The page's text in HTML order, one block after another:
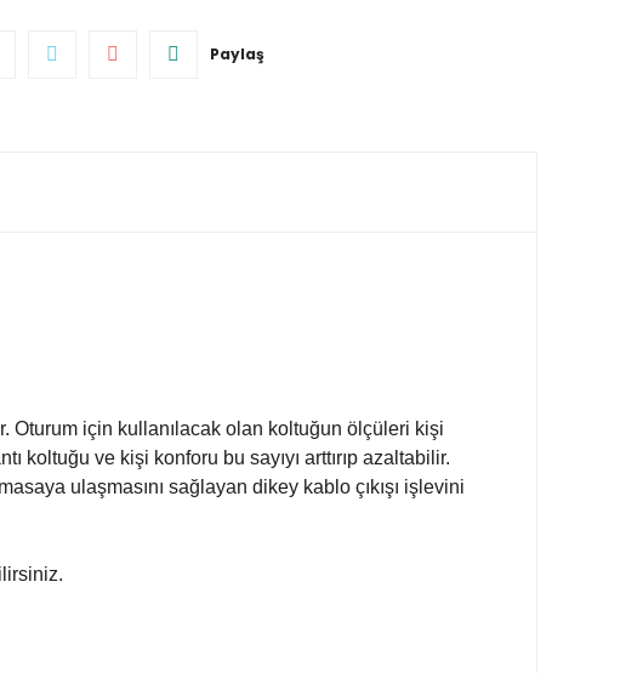
Paylaş
Oturum için kullanılacak olan koltuğun ölçüleri kişi
koltuğu ve kişi konforu bu sayıyı arttırıp azaltabilir.
ulaşmasını sağlayan dikey kablo çıkışı işlevini